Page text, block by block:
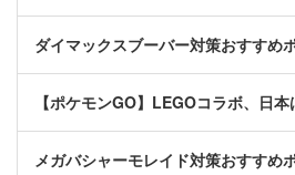
ダイマックスブーバー対策おすすめ
【ポケモンGO】LEGOコラボ、日
メガバシャーモレイド対策おすすめ